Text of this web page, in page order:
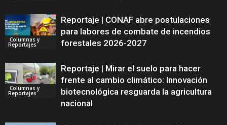
Columnas y
Reportajes
Reportaje | CONAF abre postulaciones
para labores de combate de incendios
forestales 2026-2027
Columnas y
Reportajes
Reportaje | Mirar el suelo para hacer
frente al cambio climático: Innovación
biotecnológica resguarda la agricultura
nacional